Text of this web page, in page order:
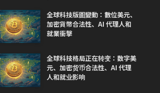
全球科技版圖變動：數位美元、
加密貨幣合法性、AI 代理人和
就業衝擊
全球科技格局正在转变：数字美
元、加密货币合法性、AI 代理
人和就业影响